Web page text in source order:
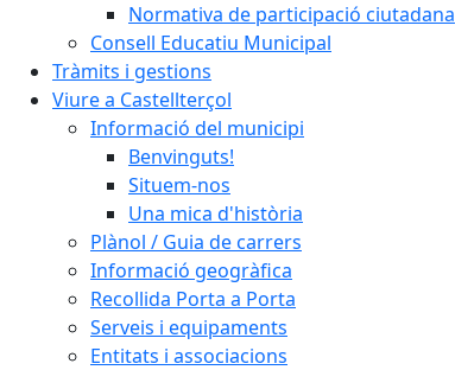
Normativa de participació ciutadana
Consell Educatiu Municipal
Tràmits i gestions
Viure a Castellterçol
Informació del municipi
Benvinguts!
Situem-nos
Una mica d'història
Plànol / Guia de carrers
Informació geogràfica
Recollida Porta a Porta
Serveis i equipaments
Entitats i associacions